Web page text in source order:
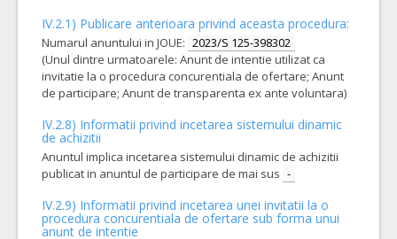
IV.2.1) Publicare anterioara privind aceasta procedura:
Numarul anuntului in JOUE: 2023/S 125-398302
(Unul dintre urmatoarele: Anunt de intentie utilizat ca
invitatie la o procedura concurentiala de ofertare; Anunt
de participare; Anunt de transparenta ex ante voluntara)
IV.2.8) Informatii privind incetarea sistemului dinamic
de achizitii
Anuntul implica incetarea sistemului dinamic de achizitii
publicat in anuntul de participare de mai sus -
IV.2.9) Informatii privind incetarea unei invitatii la o
procedura concurentiala de ofertare sub forma unui
anunt de intentie